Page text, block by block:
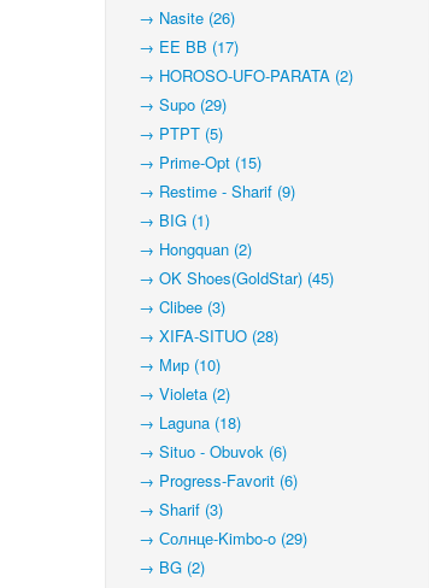
→ Nasite (26)
→ EE BB (17)
→ HOROSO-UFO-PARATA (2)
→ Supo (29)
→ PTPT (5)
→ Prime-Opt (15)
→ Restime - Sharif (9)
→ BIG (1)
→ Hongquan (2)
→ OK Shoes(GoldStar) (45)
→ Clibee (3)
→ XIFA-SITUO (28)
→ Мир (10)
→ Violeta (2)
→ Laguna (18)
→ Situo - Obuvok (6)
→ Progress-Favorit (6)
→ Sharif (3)
→ Солнце-Kimbo-o (29)
→ BG (2)